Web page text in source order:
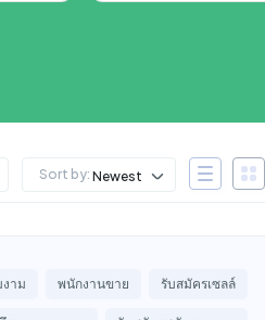
Sort by: Newest
าม พนักงานขาย รับสมัครเซลล์